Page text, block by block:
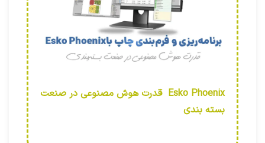
‫Esko Phoenix ‫ قدرت هوش مصنوعی در صنعت
بسته‌ بندی